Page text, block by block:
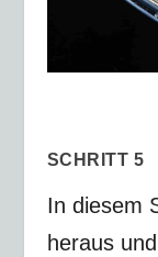
SCHRITT 5
In diesem
heraus